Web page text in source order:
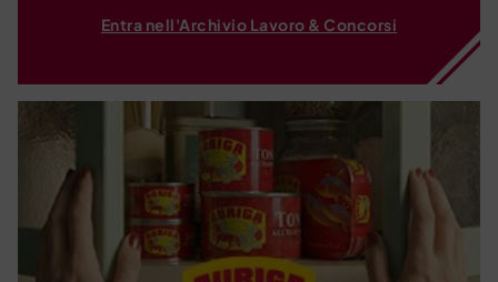
Entra nell'Archivio Lavoro & Concorsi